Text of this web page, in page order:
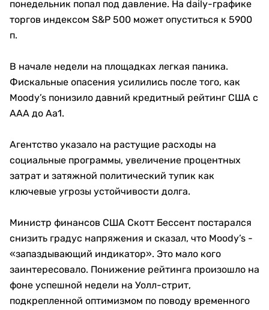
понедельник попал под давление. На daily-графике
торгов индексом S&P 500 может опуститься к 5900
п.
В начале недели на площадках легкая паника.
Фискальные опасения усилились после того, как
Moody’s понизило давний кредитный рейтинг США с
AAA до Aa1.
Агентство указало на растущие расходы на
социальные программы, увеличение процентных
затрат и затяжной политический тупик как
ключевые угрозы устойчивости долга.
Министр финансов США Скотт Бессент постарался
снизить градус напряжения и сказал, что Moody’s -
«запаздывающий индикатор». Это мало кого
заинтересовало. Понижение рейтинга произошло на
фоне успешной недели на Уолл-стрит,
подкрепленной оптимизмом по поводу временного